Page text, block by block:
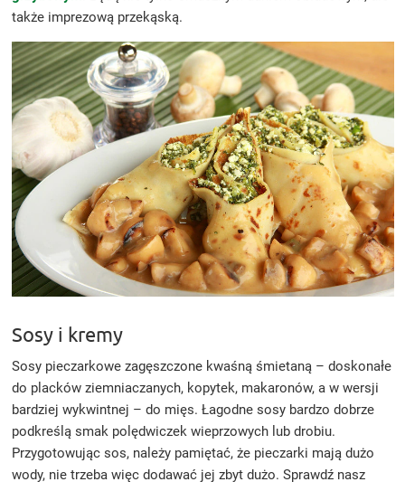
także imprezową przekąską.
Sosy i kremy
Sosy pieczarkowe zagęszczone kwaśną śmietaną – doskonałe
do placków ziemniaczanych, kopytek, makaronów, a w wersji
bardziej wykwintnej – do mięs. Łagodne sosy bardzo dobrze
podkreślą smak polędwiczek wieprzowych lub drobiu.
Przygotowując sos, należy pamiętać, że pieczarki mają dużo
wody, nie trzeba więc dodawać jej zbyt dużo. Sprawdź nasz